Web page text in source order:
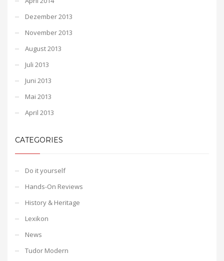
Dezember 2013
November 2013
August 2013
Juli 2013
Juni 2013
Mai 2013
April 2013
CATEGORIES
Do it yourself
Hands-On Reviews
History & Heritage
Lexikon
News
Tudor Modern